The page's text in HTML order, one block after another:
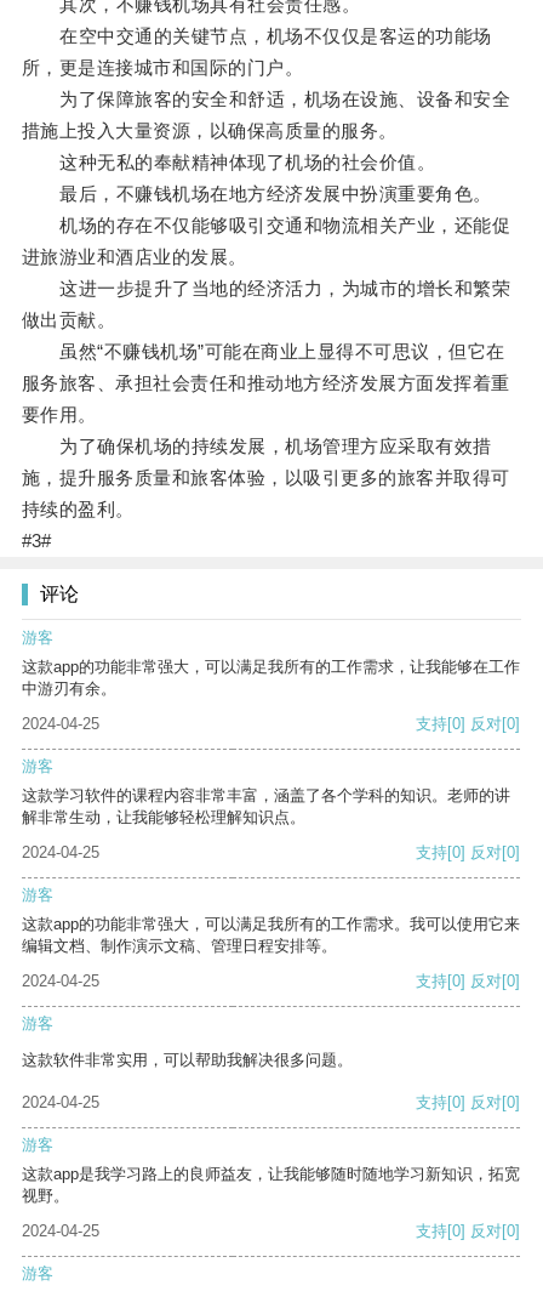
其次，不赚钱机场具有社会责任感。
在空中交通的关键节点，机场不仅仅是客运的功能场
所，更是连接城市和国际的门户。
为了保障旅客的安全和舒适，机场在设施、设备和安全
措施上投入大量资源，以确保高质量的服务。
这种无私的奉献精神体现了机场的社会价值。
最后，不赚钱机场在地方经济发展中扮演重要角色。
机场的存在不仅能够吸引交通和物流相关产业，还能促
进旅游业和酒店业的发展。
这进一步提升了当地的经济活力，为城市的增长和繁荣
做出贡献。
虽然“不赚钱机场”可能在商业上显得不可思议，但它在
服务旅客、承担社会责任和推动地方经济发展方面发挥着重
要作用。
为了确保机场的持续发展，机场管理方应采取有效措
施，提升服务质量和旅客体验，以吸引更多的旅客并取得可
持续的盈利。
#3#
评论
游客
这款app的功能非常强大，可以满足我所有的工作需求，让我能够在工作
中游刃有余。
2024-04-25
支持[0] 反对[0]
游客
这款学习软件的课程内容非常丰富，涵盖了各个学科的知识。老师的讲
解非常生动，让我能够轻松理解知识点。
2024-04-25
支持[0] 反对[0]
游客
这款app的功能非常强大，可以满足我所有的工作需求。我可以使用它来
编辑文档、制作演示文稿、管理日程安排等。
2024-04-25
支持[0] 反对[0]
游客
这款软件非常实用，可以帮助我解决很多问题。
2024-04-25 支持[0] 反对[0]
游客
这款app是我学习路上的良师益友，让我能够随时随地学习新知识，拓宽
视野。
2024-04-25
支持[0] 反对[0]
游客